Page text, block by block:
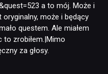
a to mój. Może i
może i będący
questem. Ale miałem
zrobiłem.|Mimo
za głosy.